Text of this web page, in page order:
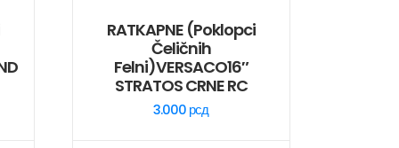
RATKAPNE (poklopci
Čeličnih
Felni)VERSACO16″
STRATOS CRNE RC
3.000 рсд